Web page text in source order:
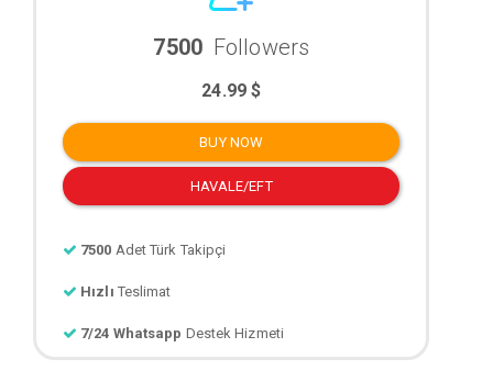
7500 Followers
24.99 $
BUY NOW
HAVALE/EFT
7500 Adet Türk Takipçi
Hızlı Teslimat
7/24 Whatsapp Destek Hizmeti